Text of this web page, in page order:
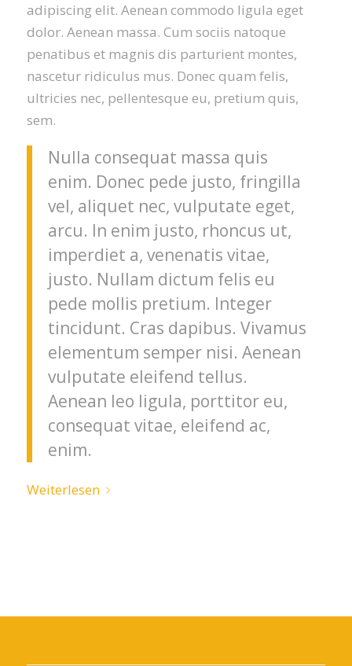
adipiscing elit. Aenean commodo ligula eget
dolor. Aenean massa. Cum sociis natoque
penatibus et magnis dis parturient montes,
nascetur ridiculus mus. Donec quam felis,
ultricies nec, pellentesque eu, pretium quis,
sem.
Nulla consequat massa quis
enim. Donec pede justo, fringilla
vel, aliquet nec, vulputate eget,
arcu. In enim justo, rhoncus ut,
imperdiet a, venenatis vitae,
justo. Nullam dictum felis eu
pede mollis pretium. Integer
tincidunt. Cras dapibus. Vivamus
elementum semper nisi. Aenean
vulputate eleifend tellus.
Aenean leo ligula, porttitor eu,
consequat vitae, eleifend ac,
enim.
Weiterlesen